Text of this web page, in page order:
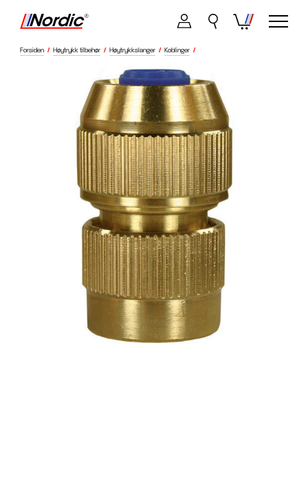
Forsiden / Høytrykk tilbehør / Høytrykkslanger / Koblinger /